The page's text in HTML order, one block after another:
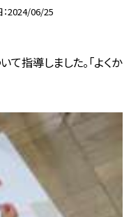
2024/06/25
て指導しました。「よくか